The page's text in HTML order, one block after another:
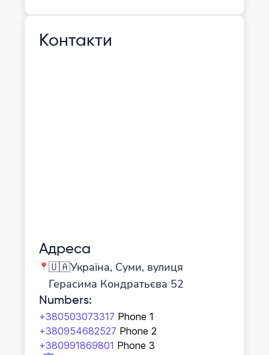
Контакти
Адреса
🇺🇦Україна, Суми, вулиця
Герасима Кондратьєва 52
Numbers:
+380503073317 Phone 1
+380954682527 Phone 2
+380991869801 Phone 3